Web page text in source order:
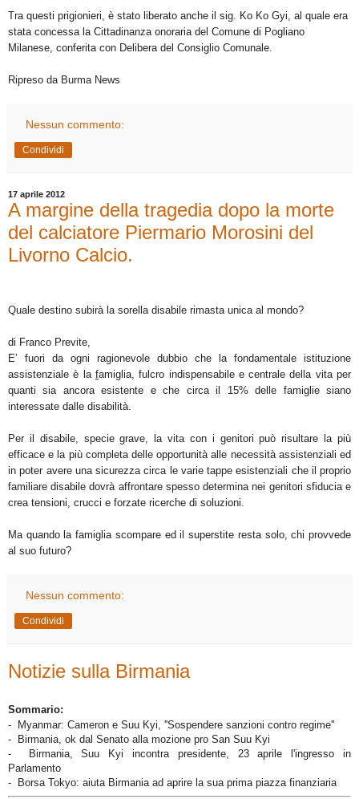
Tra questi prigionieri, è stato liberato anche il sig. Ko Ko Gyi, al quale era
stata concessa la Cittadinanza onoraria del Comune di Pogliano
Milanese, conferita con Delibera del Consiglio Comunale.
Ripreso da Burma News
Nessun commento:
Condividi
17 aprile 2012
A margine della tragedia dopo la morte
del calciatore Piermario Morosini del
Livorno Calcio.
Quale destino subirà la sorella disabile rimasta unica al mondo?
di Franco Previte,
E’ fuori da ogni ragionevole dubbio che la fondamentale istituzione
assistenziale è la famiglia, fulcro indispensabile e centrale della vita per
quanti sia ancora esistente e che circa il 15% delle famiglie siano
interessate dalle disabilità.
Per il disabile, specie grave, la vita con i genitori può risultare la più
efficace e la più completa delle opportunità alle necessità assistenziali ed
in poter avere una sicurezza circa le varie tappe esistenziali che il proprio
familiare disabile dovrà affrontare spesso determina nei genitori sfiducia e
crea tensioni, crucci e forzate ricerche di soluzioni.
Ma quando la famiglia scompare ed il superstite resta solo, chi provvede
al suo futuro?
Nessun commento:
Condividi
Notizie sulla Birmania
Sommario:
- Myanmar: Cameron e Suu Kyi, ''Sospendere sanzioni contro regime''
- Birmania, ok dal Senato alla mozione pro San Suu Kyi
- Birmania, Suu Kyi incontra presidente, 23 aprile l'ingresso in
Parlamento
- Borsa Tokyo: aiuta Birmania ad aprire la sua prima piazza finanziaria